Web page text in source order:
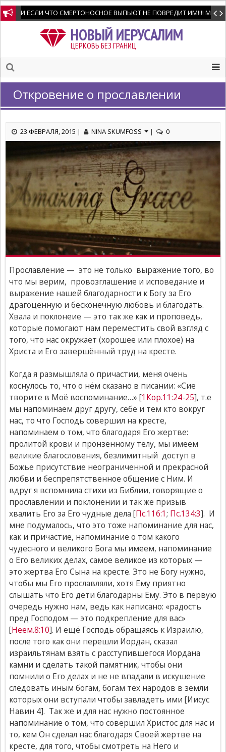
И ЕСЛИ ЧТО СМЕРТОНОСНОЕ ВЫПЬЮТ НЕ ПОВРЕДИТ ИМ!!!! Мне
НОВЫЙ ИЕРУСАЛИМ
ЦЕРКОВЬ БЕЗ ГРАНИЦ
Откровение о прославлении
23 ФЕВРАЛЯ, 2015 | NINA SKUMFOSS | 0
Прославление — это не только выражение того, во
что мы верим, провозглашение и исповедание и
выражение нашей благодарности к Богу за Его
драгоценную и бесконечную любовь и благодать.
Хвала и поклонеие — это так же как и проповедь,
которые помогают нам переместить свой взгляд с
того, что нас окружает (хорошее или плохое) на
Христа и Его завершённый труд на кресте.
Когда я размышляла о причастии, меня очень
коснулось то, что о нём сказано в писании: «Сие
творите в Моё воспоминание…» [1Кор.11:24-25], т.е
мы напоминаем друг другу, себе и тем кто вокруг
нас, то что Господь совершил на кресте,
напоминаем о том, что благодаря Его жертве:
пролитой крови и пронзённому телу, мы имеем
великие благословения, безлимитный доступ в
Божье присутствие неограниченной и прекрасной
любви и беспрепятственное общение с Ним. И
вдруг я вспомнила стихи из Библии, говорящие о
прославлении и поклонении и так же призыв
хвалить Его за Его чудные дела [Пс.116:1; Пс.134:3]. И
мне подумалось, что это тоже напоминание для нас,
как и причастие, напоминание о том какого
чудесного и великого Бога мы имеем, напоминание
о Его великих делах, самое великое из которых —
это жертва Его Сына на кресте. Это не Богу нужно,
чтобы мы Его прославляли, хотя Ему приятно
слышать что Его дети благодарны Ему. Это в первую
очередь нужно нам, ведь как написано: «радость
пред Господом — это подкрепление для вас»
[Неем.8:10]. И ещё Господь обращаясь к Израилю,
после того как они перешли Иордан, сказал
израильтянам взять с расступившегося Иордана
камни и сделать такой памятник, чтобы они
помнили о Его делах и не не впадали в искушение
следовать иным богам, богам тех народов в земли
которых они вступали чтобы завладеть ими [Иисус
Навин 4]. Так же и для нас нужно постоянное
напоминание о том, что совершил Христос для нас и
то, кем Он сделал нас благодаря Своей жертве на
кресте, для того, чтобы смотреть на Него и